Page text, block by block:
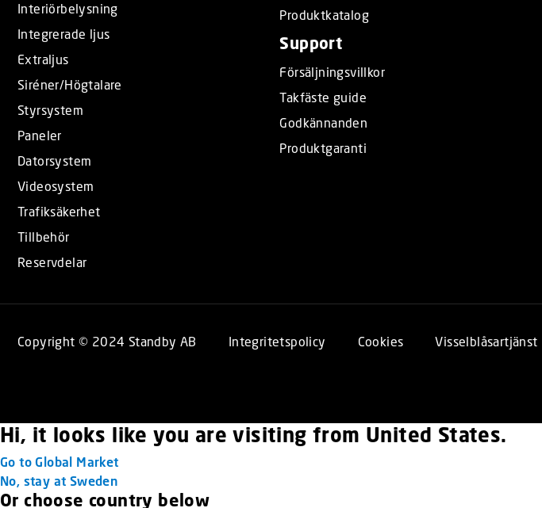
Interiörbelysning
Integrerade ljus
Extraljus
Siréner/Högtalare
Styrsystem
Paneler
Datorsystem
Videosystem
Trafiksäkerhet
Tillbehör
Reservdelar
Produktkatalog
Support
Försäljningsvillkor
Takfäste guide
Godkännanden
Produktgaranti
Copyright © 2024 Standby AB Integritetspolicy Cookies Visselblåsartjänst
Hi, it looks like you are visiting from United States.
Go to Global Market
No, stay at Sweden
Or choose country below